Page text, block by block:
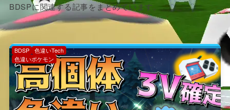
BDSPに関連する記事をまとめています。
BDSP
色違いTech
色違いポケモン